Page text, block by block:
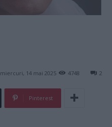
miercuri, 14 mai 2025 2
4748
Pinterest